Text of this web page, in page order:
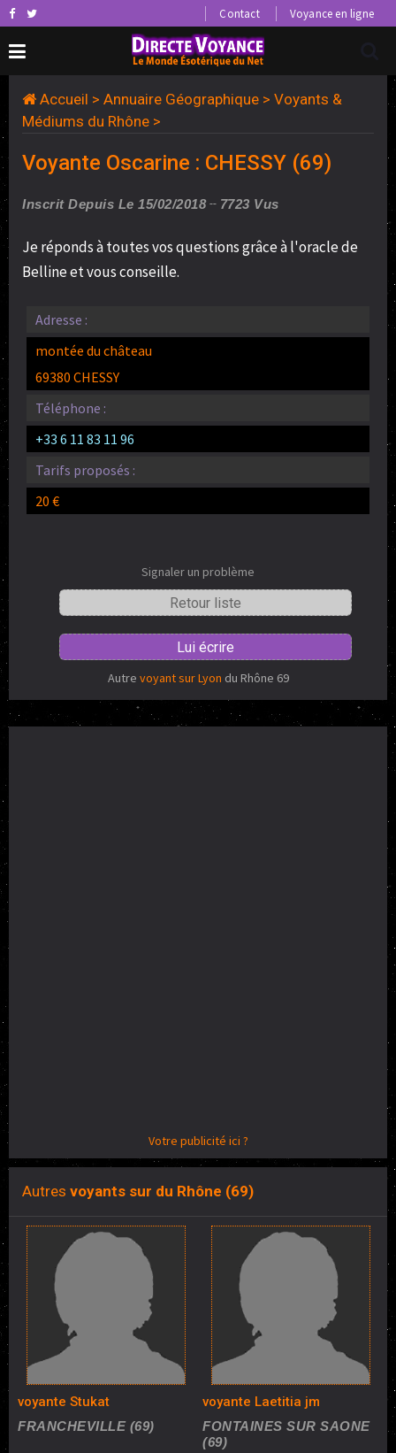
Contact Voyance en ligne
Accueil > Annuaire Géographique > Voyants &
Médiums du Rhône >
Voyante Oscarine : CHESSY (69)
Inscrit Depuis Le 15/02/2018 7723 Vus
Je réponds à toutes vos questions grâce à l'oracle de
Belline et vous conseille.
Adresse :
montée du château
69380 CHESSY
Téléphone :
+33 6 11 83 11 96
Tarifs proposés :
20 €
Signaler un problème
Retour liste
Lui écrire
Autre voyant sur Lyon du Rhône 69
Votre publicité ici ?
Autres voyants sur du Rhône (69)
voyante Stukat
FRANCHEVILLE (69)
voyante Laetitia jm
FONTAINES SUR SAONE
(69)